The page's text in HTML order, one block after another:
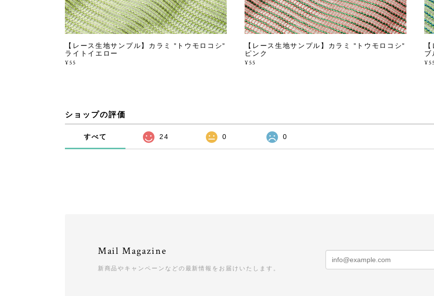
【レース生地サンプル】カラミ "トウモロコシ"
ライトイエロー
¥55
【レース生地サンプル】カラミ "トウモロコシ"
ピンク
¥55
ブ
ショップの評価
すべて 24 0 0
Mail Magazine
新商品やキャンペーンなどの最新情報をお届けいたします。